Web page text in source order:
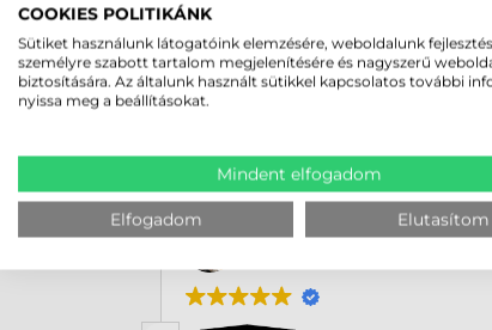
Rucska Dániel
COOKIES POLITIKÁNK
Sütiket használunk látogatóink elemzésére, weboldalunk
személyre szabott tartalom megjelenítésére és nagyszerű
biztosítására. Az általunk használt sütikkel kapcsolatos további
nyissa meg a beállításokat.
Mindent elfogadom
Elfogadom Elutasítom